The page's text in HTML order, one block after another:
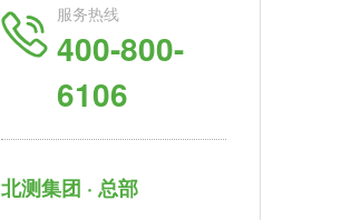
服务热线
400-800-
6106
北测集团 · 总部